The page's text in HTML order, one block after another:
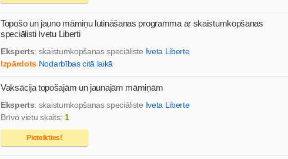
Topošo un jauno māmiņu lutināšanas programma ar skaistumkopšanas
speciālisti Ivetu Liberti
Eksperts: skaistumkopšanas speciāliste Iveta Liberte
Izpārdots Nodarbības citā laikā
Vaksācija topošajām un jaunajām māmiņām
Eksperts: skaistumkopšanas speciāliste Iveta Liberte
Brīvo vietu skaits: 1
Pieteikties!